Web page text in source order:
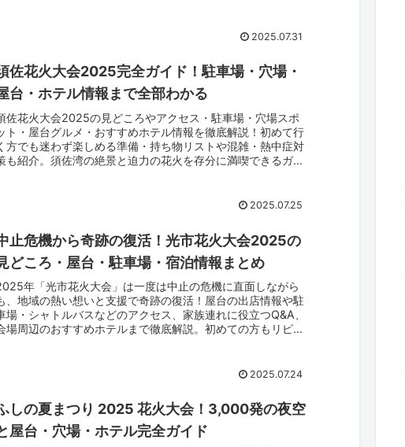
ーの直後から詳細へ進めます。◆◆ホテル３選バナー
への誘導文章## 読み進めるほど、山口県の冬旅で「どのホ
ルならカニをたっぷり味わえるか」が自然と見えてきます。
後は温泉と夜景で締める、大人の満腹と満足を同時に手に
島を望む絶景とカニ食べ放題### ホテルの特徴◆◆ホテル
観バナー1◆◆#### ホテル概要文章★1★「ホテル西長門リ
ート」★1★は、角島大橋を正面に望む絶景のホテル。全77
のうち多くが海向きで、ロビーやレストラン、売店などリゾ
ビー認定のお宿で安心感があり、カップルにも友人同士にも
トリストの提示文章この「★1★ホテル西長門リゾート
」は、カニ食べ放題派に次の点でぴったりです。◆◆リ
ト開始◆◆* 冬季限定のカニ食べ放題やカニ会席付きプラン
ト滞在とカニディナーを一度に満喫できる◆◆リスト終了
キーワードの証明夕食は冬季にカニ食べ放題プラン
設定。内容は時期で変動しますが、茹でガニや焼きガニ、カ
鍋などを好きなだけ楽しめる構成です。最安料金は約6,500
スはJR山陰本線阿川駅から車で約7分、駐車場は約100台無
ベネフィットの提示`夕陽色の海を眺めながらカニを頬
る「非日常のごちそう時間」。`### 総合評価とレーダーチ
ート#### レーダーチャート提示文章利用者評価の傾向を確
2025.07.31
佐花火大会2025完全ガイド！駐車場・穴場・
台・ホテル情報まで全部わかる
佐花火大会2025の見どころやアクセス・駐車場・穴場スポ
ト・屋台グルメ・おすすめホテル情報を徹底解説！初めて行
方でも迷わず楽しめる準備・持ち物リストや混雑・熱中症対
も紹介。須佐湾の絶景と迫力の花火を存分に満喫できるガイ
2025.07.25
止危機から奇跡の復活！光市花火大会2025の
どころ・屋台・駐車場・宿泊情報まとめ
年「光市花火大会」は一度は中止の危機に直面しながら
、地域の熱い想いと支援で奇跡の復活！屋台の出店情報や駐
場・シャトルバスなどのアクセス、家族連れに役立つQ&A、
場周辺のおすすめホテルまで徹底解説。初めての方もリピー
2025.07.24
しの夏まつり 2025 花火大会！3,000発の夜空
屋台・穴場・ホテル完全ガイド